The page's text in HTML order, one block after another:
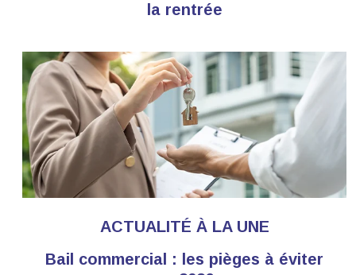
la rentrée
ACTUALITÉ À LA UNE
Bail commercial : les pièges à éviter